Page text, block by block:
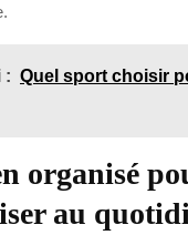
: Quel sport choisir
organisé
au